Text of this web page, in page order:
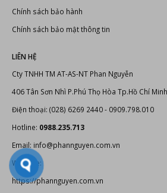
Chính sách bảo hành
Chính sách bảo mật thông tin
LIÊN HỆ
Cty TNHH TM AT-AS-NT Phan Nguyễn
406 Tân Sơn Nhì P.Phú Thọ Hòa Tp.Hồ Chí Minh
Điện thoại: (028) 6269 2440 - 0909.798.010
Hotline: 0988.235.713
Email: info@phannguyen.com.vn
Website:
https://phannguyen.com.vn